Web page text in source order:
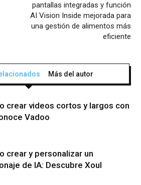
pantallas integradas y función
AI Vision Inside mejorada para
una gestión de alimentos más
eficiente
Más del autor
crear videos cortos y largos con
Vadoo
crear y personalizar un
de IA: Descubre Xoul